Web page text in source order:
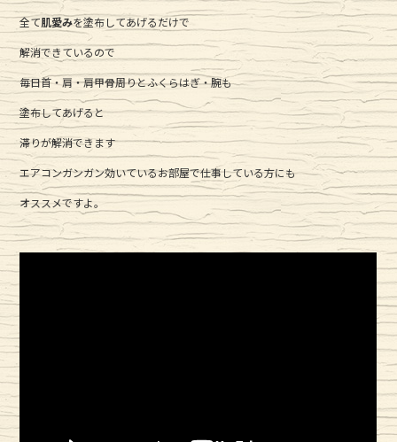
全て肌愛みを塗布してあげるだけで
解消できているので
毎日首・肩・肩甲骨周りとふくらはぎ・腕も
塗布してあげると
滞りが解消できます
エアコンガンガン効いているお部屋で仕事している方にも
オススメですよ。